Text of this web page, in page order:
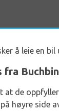
å leie en
de
høyre side